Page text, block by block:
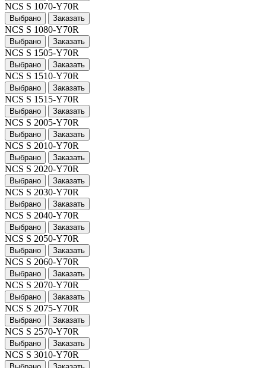
NCS S 1070-Y70R
Выбрано Заказать
NCS S 1080-Y70R
Выбрано Заказать
NCS S 1505-Y70R
Выбрано Заказать
NCS S 1510-Y70R
Выбрано Заказать
NCS S 1515-Y70R
Выбрано Заказать
NCS S 2005-Y70R
Выбрано Заказать
NCS S 2010-Y70R
Выбрано Заказать
NCS S 2020-Y70R
Выбрано Заказать
NCS S 2030-Y70R
Выбрано Заказать
NCS S 2040-Y70R
Выбрано Заказать
NCS S 2050-Y70R
Выбрано Заказать
NCS S 2060-Y70R
Выбрано Заказать
NCS S 2070-Y70R
Выбрано Заказать
NCS S 2075-Y70R
Выбрано Заказать
NCS S 2570-Y70R
Выбрано Заказать
NCS S 3010-Y70R
Выбрано Заказать